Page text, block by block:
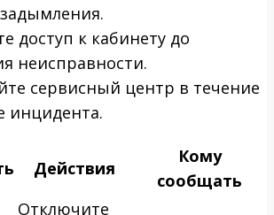
доступ к кабинету до
неисправности.
сервисный центр в течение
инцидента.
Действия
Кому
сообщать
Отключите